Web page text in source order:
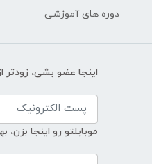
دوره های آموزشی
اینجا عضو بشی، زودتر
موبایلتو رو اینجا